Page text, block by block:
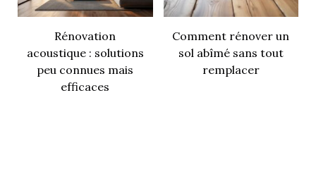
Rénovation
acoustique : solutions
peu connues mais
efficaces
Comment rénover un
sol abîmé sans tout
remplacer